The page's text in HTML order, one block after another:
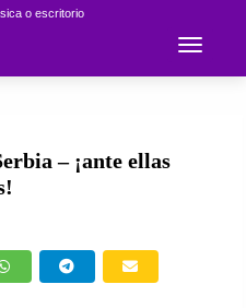
o escritorio
Toggle
– ¡ante ellas